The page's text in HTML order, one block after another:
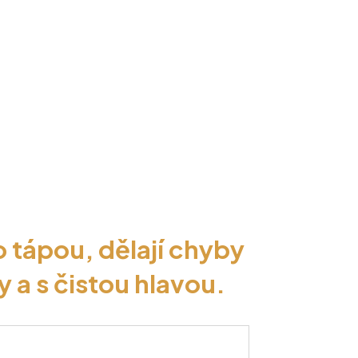
tápou, dělají chyby
a s čistou hlavou.